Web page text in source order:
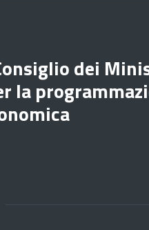
dei
la